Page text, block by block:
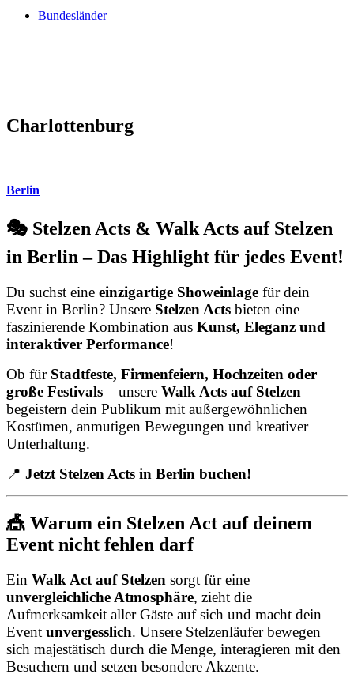
Bundesländer
Charlottenburg
Berlin
🎭 Stelzen Acts & Walk Acts auf Stelzen
in Berlin – Das Highlight für jedes Event!
Du suchst eine einzigartige Showeinlage für dein
Event in Berlin? Unsere Stelzen Acts bieten eine
faszinierende Kombination aus Kunst, Eleganz und
interaktiver Performance!
Ob für Stadtfeste, Firmenfeiern, Hochzeiten oder
große Festivals– unsere Walk Acts auf Stelzen
begeistern dein Publikum mit außergewöhnlichen
Kostümen, anmutigen Bewegungen und kreativer
Unterhaltung.
📍 Jetzt Stelzen Acts in Berlin buchen!
🎪 Warum ein Stelzen Act auf deinem
Event nicht fehlen darf
Ein Walk Act auf Stelzen sorgt für eine
unvergleichliche Atmosphäre, zieht die
Aufmerksamkeit aller Gäste auf sich und macht dein
Event unvergesslich. Unsere Stelzenläufer bewegen
sich majestätisch durch die Menge, interagieren mit den
Besuchern und setzen besondere Akzente.